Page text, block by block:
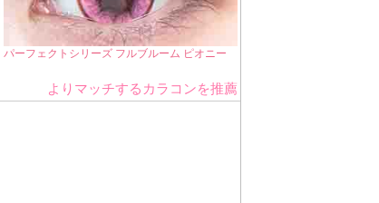
パーフェクトシリーズ フルブルーム ピオニー
よりマッチするカラコンを推薦